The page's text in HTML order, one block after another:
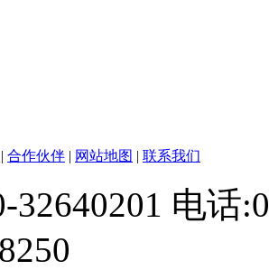
| 合作伙伴 | 网站地图 | 联系我们
32640201 电话